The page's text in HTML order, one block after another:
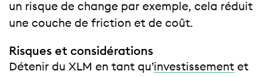
un risque de change par exemple, cela réduit
une couche de friction et de coût.
Risques et considérations
Détenir du XLM en tant qu’investissement et